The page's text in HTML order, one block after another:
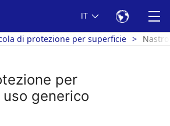
IT
di protezione per superficie
per
generico